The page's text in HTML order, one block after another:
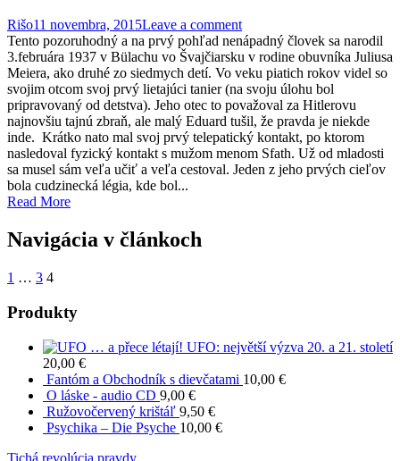
Rišo11 novembra, 2015Leave a comment
Tento pozoruhodný a na prvý pohľad nenápadný človek sa narodil
3.februára 1937 v Bülachu vo Švajčiarsku v rodine obuvníka Juliusa
Meiera, ako druhé zo siedmych detí. Vo veku piatich rokov videl so
svojim otcom svoj prvý lietajúci tanier (na svoju úlohu bol
pripravovaný od detstva). Jeho otec to považoval za Hitlerovu
najnovšiu tajnú zbraň, ale malý Eduard tušil, že pravda je niekde
inde. Krátko nato mal svoj prvý telepatický kontakt, po ktorom
nasledoval fyzický kontakt s mužom menom Sfath. Už od mladosti
sa musel sám veľa učiť a veľa cestoval. Jeden z jeho prvých cieľov
bola cudzinecká légia, kde bol...
Read More
Navigácia v článkoch
1 … 3 4
Produkty
… a přece létají! UFO: největší výzva 20. a 21. století
20,00 €
Fantóm a Obchodník s dievčatami 10,00 €
O láske - audio CD 9,00 €
Ružovočervený krištáľ 9,50 €
Psychika – Die Psyche 10,00 €
Tichá revolúcia pravdy